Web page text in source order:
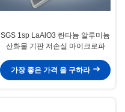
SGS 1sp LaAlO3 란타늄 알루미늄
산화물 기판 저손실 마이크로파
가장 좋은 가격 을 구하라